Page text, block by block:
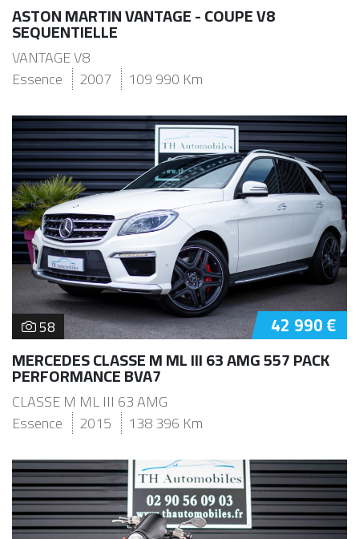
ASTON MARTIN VANTAGE - COUPE V8
SEQUENTIELLE
VANTAGE V8
Essence
2007 109 990 Km
58 42 990 €
MERCEDES CLASSE M ML III 63 AMG 557 PACK
PERFORMANCE BVA7
CLASSE M ML III 63 AMG
Essence
2015 138 396 Km